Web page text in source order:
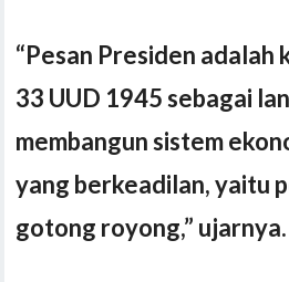
“Pesan Presiden adalah
33 UUD 1945 sebagai
membangun sistem
yang berkeadilan, yaitu
gotong royong,” ujarnya.